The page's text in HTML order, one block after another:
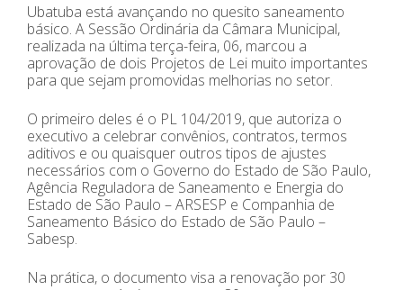
Ubatuba está avançando no quesito saneamento
básico. A Sessão Ordinária da Câmara Municipal,
realizada na última terça-feira, 06, marcou a
aprovação de dois Projetos de Lei muito importantes
para que sejam promovidas melhorias no setor.
O primeiro deles é o PL 104/2019, que autoriza o
executivo a celebrar convênios, contratos, termos
aditivos e ou quaisquer outros tipos de ajustes
necessários com o Governo do Estado de São Paulo,
Agência Reguladora de Saneamento e Energia do
Estado de São Paulo – ARSESP e Companhia de
Saneamento Básico do Estado de São Paulo –
Sabesp.
Na prática, o documento visa a renovação por 30